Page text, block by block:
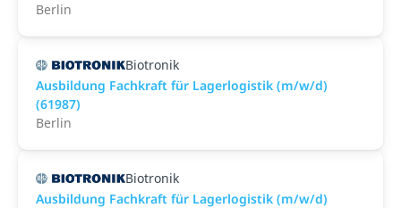
Berlin
Biotronik
Ausbildung Fachkraft für Lagerlogistik (m/w/d)
(61987)
Berlin
Biotronik
Ausbildung Fachkraft für Lagerlogistik (m/w/d)